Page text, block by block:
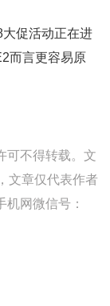
促活动正在进
而言更容易原
可不得转载。文
文章仅代表作者
网微信号：